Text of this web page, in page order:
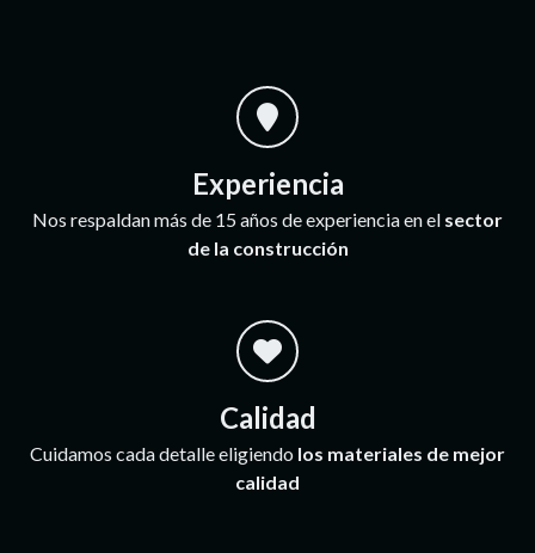
Experiencia
Nos respaldan más de 15 años de experiencia en el sector
de la construcción
Calidad
Cuidamos cada detalle eligiendo los materiales de mejor
calidad